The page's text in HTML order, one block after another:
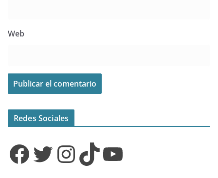
Web
Redes Sociales
Facebook Twitter InstagramTikTok YouTube